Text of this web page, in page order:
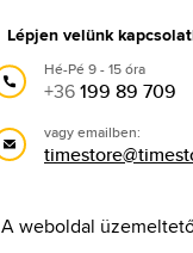
Lépjen velünk
Hé-Pé 9 - 15 óra
+36199 89 709
vagy emailben:
A weboldal